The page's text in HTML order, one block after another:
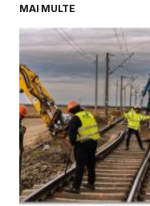
SUBMIT COMMENT
MAI MULTE